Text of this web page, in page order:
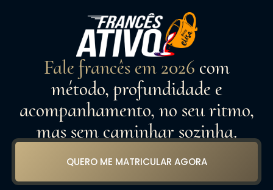
Fale francês em 2026 com
método, profundidade e
acompanhamento, no seu ritmo,
mas sem caminhar sozinha.
QUERO ME MATRICULAR AGORA